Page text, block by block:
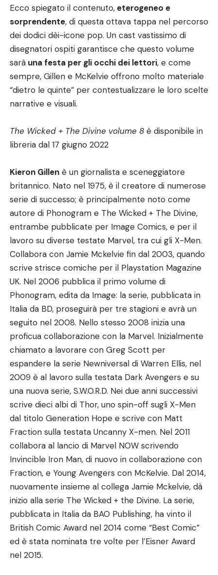
Ecco spiegato il contenuto, eterogeneo e
sorprendente, di questa ottava tappa nel percorso
dei dodici dèi-icone pop. Un cast vastissimo di
disegnatori ospiti garantisce che questo volume
sarà una festa per gli occhi dei lettori, e come
sempre, Gillen e McKelvie offrono molto materiale
“dietro le quinte” per contestualizzare le loro scelte
narrative e visuali.
The Wicked + The Divine volume 8 è disponibile in
libreria dal 17 giugno 2022
Kieron Gillen è un giornalista e sceneggiatore
britannico. Nato nel 1975, è il creatore di numerose
serie di successo; è principalmente noto come
autore di Phonogram e The Wicked + The Divine,
entrambe pubblicate per Image Comics, e per il
lavoro su diverse testate Marvel, tra cui gli X-Men.
Collabora con Jamie Mckelvie fin dal 2003, quando
scrive strisce comiche per il Playstation Magazine
UK. Nel 2006 pubblica il primo volume di
Phonogram, edita da Image: la serie, pubblicata in
Italia da BD, proseguirà per tre stagioni e avrà un
seguito nel 2008. Nello stesso 2008 inizia una
proficua collaborazione con la Marvel. Inizialmente
chiamato a lavorare con Greg Scott per
espandere la serie Newniversal di Warren Ellis, nel
2009 è al lavoro sulla testata Dark Avengers e su
una nuova serie, S.W.O.R.D. Nei due anni successivi
scrive dieci albi di Thor, uno spin-off sugli X-Men
dal titolo Generation Hope e scrive con Matt
Fraction sulla testata Uncanny X-men. Nel 2011
collabora al lancio di Marvel NOW scrivendo
Invincible Iron Man, di nuovo in collaborazione con
Fraction, e Young Avengers con McKelvie. Dal 2014,
nuovamente insieme al collega Jamie Mckelvie, dà
inizio alla serie The Wicked + the Divine. La serie,
pubblicata in Italia da BAO Publishing, ha vinto il
British Comic Award nel 2014 come “Best Comic”
ed è stata nominata tre volte per l’Eisner Award
nel 2015.